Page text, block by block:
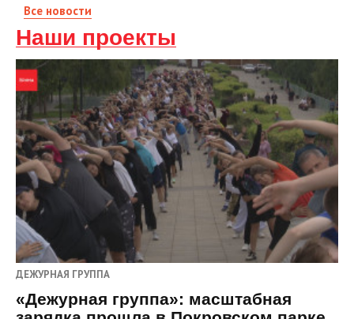
Все новости
Наши проекты
ДЕЖУРНАЯ ГРУППА
«Дежурная группа»: масштабная